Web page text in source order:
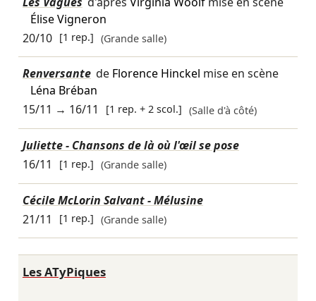
Élise Vigneron
20/10 [1 rep.] (Grande salle)
Renversante de Florence Hinckel mise en scène
Léna Bréban
15/11 → 16/11 [1 rep. + 2 scol.] (Salle d'à côté)
Juliette - Chansons de là où l'œil se pose
16/11
[1 rep.] (Grande salle)
Cécile McLorin Salvant - Mélusine
21/11
[1 rep.] (Grande salle)
Les ATyPiques